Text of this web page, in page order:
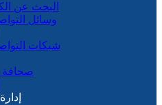
البحث عن
وسائل
شبكات
صحافة